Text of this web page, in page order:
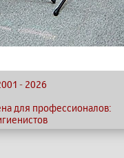
- 2026
для профессионалов: